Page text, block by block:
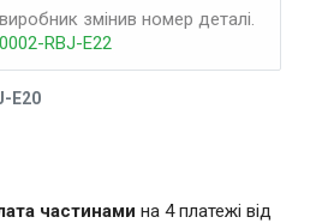
виробник змінив номер деталі.
RBJ-E22
E20
частинами на 4 платежі від